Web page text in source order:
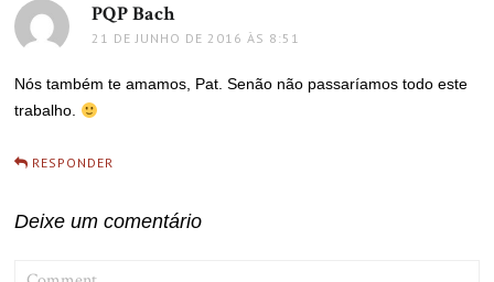
PQP Bachdisse:
21 DE JUNHO DE 2016 ÀS 8:51
Nós também te amamos, Pat. Senão não passaríamos todo este
trabalho.
RESPONDER
Deixe um comentário